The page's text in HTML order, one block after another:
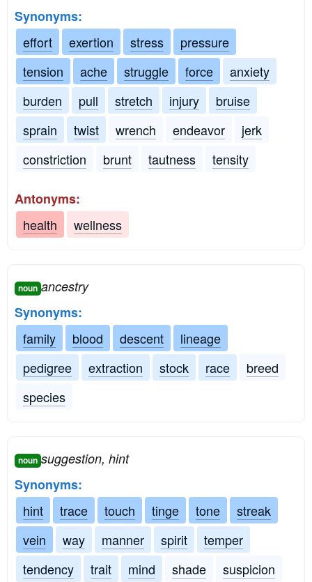
Synonyms:
effort
exertion stress
pressure
tension
ache struggle force
anxiety
burden
pull stretch injury
bruise
sprain
twist wrench endeavor
jerk
constriction
brunt tautness tensity
Antonyms:
health
wellness
noun ancestry
Synonyms:
family
blood descent
lineage
pedigree
extraction stock race
breed
species
noun suggestion, hint
Synonyms:
hint
trace touch tinge tone
streak
vein
way manner spirit
temper
tendency
trait mind shade
suspicion